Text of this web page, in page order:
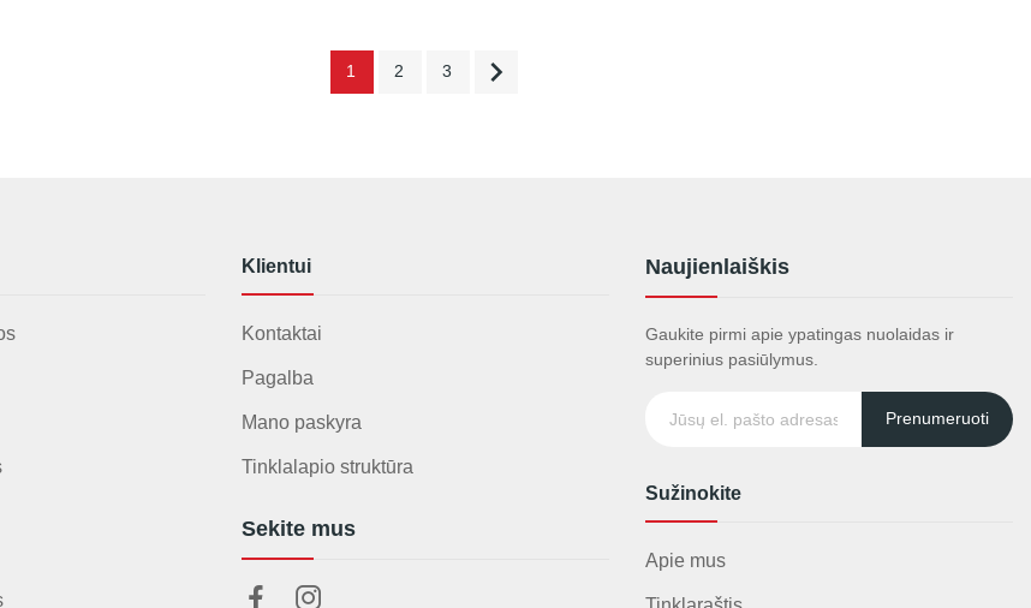
1 2 3 
Klientui
Kontaktai
Pagalba
Mano paskyra
Tinklalapio struktūra
Sekite mus
Naujienlaiškis
Gaukite pirmi apie ypatingas nuolaidas ir
superinius pasiūlymus.
Prenumeruoti
Sužinokite
Apie mus